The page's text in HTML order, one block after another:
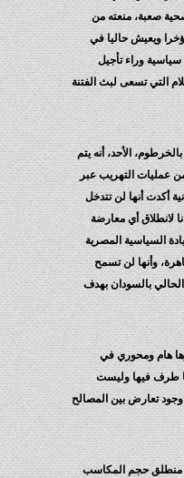
صعبة، منعته من
ويعيش حاليا في
سياسية وراء تأجيل
التي تسعى لبث الفتنة
الأحد، أنه يتم
عمليات التهريب عبر
أكدت أنها لن تتدخل
لانطلاق أي معارضة
السياسية المصرية
وأنها لن تسمح
بالسودان بهدف
هام ومحوري في
طرف فيها وليست
تعارض بين المصالح
منطلق حجم المكاسب